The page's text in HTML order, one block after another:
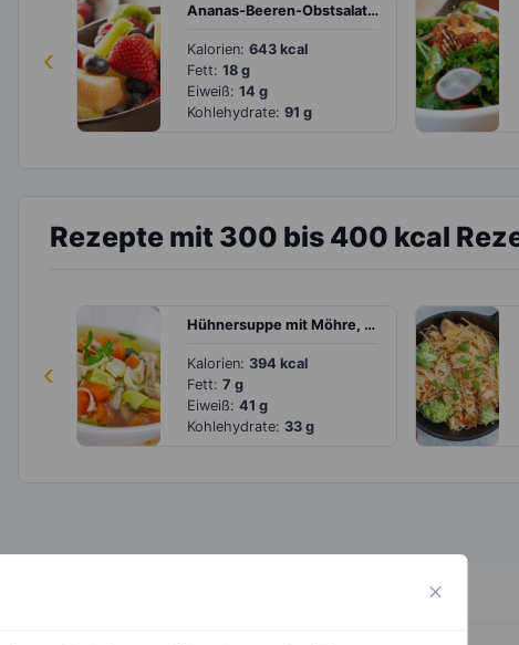
‹
Ananas-Beeren-Obstsalat mit Kiwi und Zuckermelone
Kalorien: 643 kcal
Fett: 18 g
Eiweiß: 14 g
Kohlehydrate: 91 g
Rezepte mit 300 bis 400 kcal
‹
Hühnersuppe mit Möhre, Lauch und Muschelnudeln
Kalorien: 394 kcal
Fett: 7 g
Eiweiß: 41 g
Kohlehydrate: 33 g